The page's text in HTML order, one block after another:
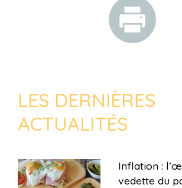
LES DERNIÈRES
ACTUALITÉS
Inflation :
vedette du